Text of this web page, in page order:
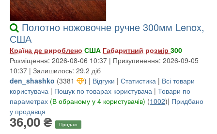
Полотно ножовочне ручне 300мм Lenox,
США
Країна де вироблено США Габаритний розмір 300
Розміщення: 2026-08-06 10:37 | Призупинення: 2026-09-05
10:37 | Залишилось: 29,2 діб
den_shashko (3381 ) | Відгуки | Статистика | Всі товари
користувача | Пошук по товарах користувача | Товари по
параметрах (В обраному у 4 користувачів) (1002)| Придбано
у продавця
36,00 ₴ Продаж